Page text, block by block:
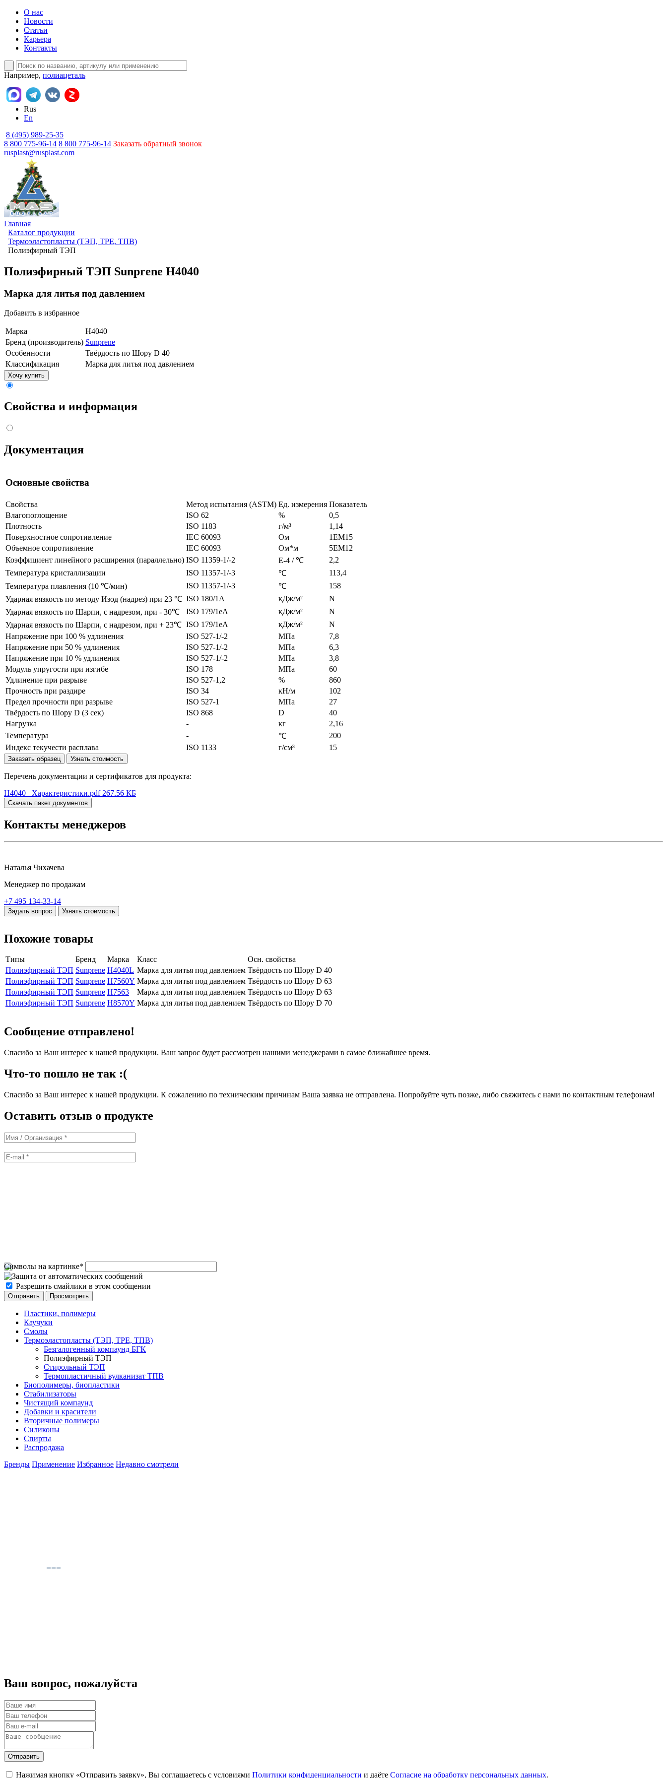
О нас
Новости
Статьи
Карьера
Контакты
Например, полиацеталь
Rus
En
8 (495) 989-25-35
8 800 775-96-14 8 800 775-96-14 Заказать обратный звонок
rusplast@rusplast.com
Главная
Каталог продукции
Термоэластопласты (ТЭП, TPE, ТПВ)
Полиэфирный ТЭП
Полиэфирный ТЭП Sunprene H4040
Марка для литья под давлением
Добавить в избранное
Марка
H4040
Бренд (производитель) Sunprene
Особенности
Твёрдость по Шору D 40
Классификация
Марка для литья под давлением
Хочу купить
Свойства и информация
Документация
Основные свойства
Свойства Метод испытания (ASTM) Ед. измерения Показатель
Влагопоглощение
ISO 62 %
0,5
Плотность
ISO 1183 г/м³
1,14
Поверхностное сопротивление
IEC 60093 Ом
1EM15
Объемное сопротивление
IEC 60093 Ом*м
5EM12
Коэффициент линейного расширения (параллельно) ISO 11359-1/-2 E-4 / ℃
2,2
Температура кристаллизации
ISO 11357-1/-3 ℃
113,4
Температура плавления (10 ℃/мин)
ISO 11357-1/-3 ℃
158
Ударная вязкость по методу Изод (надрез) при 23 ℃ ISO 180/1A кДж/м²
N
Ударная вязкость по Шарпи, с надрезом, при - 30℃
ISO 179/1eA кДж/м²
N
Ударная вязкость по Шарпи, с надрезом, при + 23℃ ISO 179/1eA кДж/м²
N
Напряжение при 100 % удлинения
ISO 527-1/-2 МПа
7,8
Напряжение при 50 % удлинения
ISO 527-1/-2 МПа
6,3
Напряжение при 10 % удлинения
ISO 527-1/-2 МПа
3,8
Модуль упругости при изгибе
ISO 178 МПа
60
Удлинение при разрыве
ISO 527-1,2 %
860
Прочность при раздире
ISO 34 кН/м
102
Предел прочности при разрыве
ISO 527-1 МПа
27
Твёрдость по Шору D (3 сек)
ISO 868 D
40
Нагрузка
- кг
2,16
Температура
- ℃
200
Индекс текучести расплава
ISO 1133 г/см³ 15
Заказать образец Узнать стоимость
Перечень документации и сертификатов для продукта:
H4040 _Характеристики.pdf 267.56 КБ
Скачать пакет документов
Контакты менеджеров
Наталья Чихачева
Менеджер по продажам
+7 495 134-33-14
Задать вопрос Узнать стоимость
Похожие товары
Типы Бренд Марка Класс
Осн. свойства
Полиэфирный ТЭП Sunprene H4040L Марка для литья под давлением Твёрдость по Шору D 40
Полиэфирный ТЭП Sunprene H7560Y Марка для литья под давлением Твёрдость по Шору D 63
Полиэфирный ТЭП Sunprene H7563 Марка для литья под давлением Твёрдость по Шору D 63
Полиэфирный ТЭП Sunprene H8570Y Марка для литья под давлением Твёрдость по Шору D 70
Сообщение отправлено!
Спасибо за Ваш интерес к нашей продукции. Ваш запрос будет рассмотрен нашими менеджерами в самое ближайшее время.
Что-то пошло не так :(
Спасибо за Ваш интерес к нашей продукции. К сожалению по техническим причинам Ваша заявка не отправлена. Попробуйте чуть позже, либо свяжитесь с нами по контактным телефонам!
Оставить отзыв о продукте
Символы на картинке*
Разрешить смайлики в этом сообщении
Пластики, полимеры
Каучуки
Смолы
Термоэластопласты (ТЭП, TPE, ТПВ)
Безгалогенный компаунд БГК
Полиэфирный ТЭП
Стирольный ТЭП
Термопластичный вулканизат ТПВ
Биополимеры, биопластики
Стабилизаторы
Чистящий компаунд
Добавки и красители
Вторичные полимеры
Силиконы
Спирты
Распродажа
Бренды Применение Избранное Недавно смотрели
Ваш вопрос, пожалуйста
Отправить
Нажимая кнопку «Отправить заявку», Вы соглашаетесь с условиями Политики конфиденциальности и даёте Согласие на обработку персональных данных.